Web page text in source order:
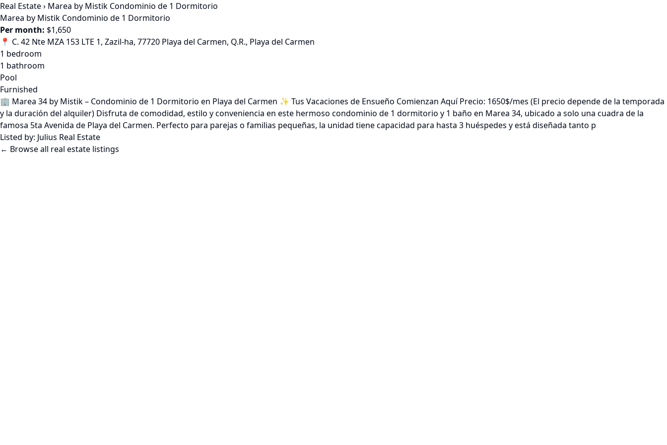
Real Estate› Marea by Mistik Condominio de 1 Dormitorio
Marea by Mistik Condominio de 1 Dormitorio
Per month: $1,650
📍 C. 42 Nte MZA 153 LTE 1, Zazil-ha, 77720 Playa del Carmen, Q.R., Playa del Carmen
1 bedroom
1 bathroom
Pool
Furnished
🏢 Marea 34 by Mistik – Condominio de 1 Dormitorio en Playa del Carmen ✨ Tus Vacaciones de Ensueño Comienzan Aquí Precio: 1650$/mes (El precio depende de la temporada
y la duración del alquiler) Disfruta de comodidad, estilo y conveniencia en este hermoso condominio de 1 dormitorio y 1 baño en Marea 34, ubicado a solo una cuadra de la
famosa 5ta Avenida de Playa del Carmen. Perfecto para parejas o familias pequeñas, la unidad tiene capacidad para hasta 3 huéspedes y está diseñada tanto p
Listed by: Julius Real Estate
← Browse all real estate listings